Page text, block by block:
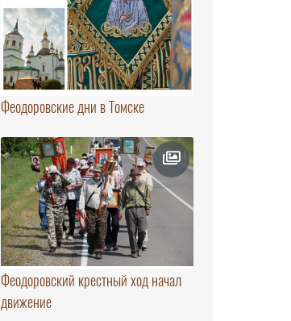
Феодоровские дни в Томске
Феодоровский крестный ход начал
движение